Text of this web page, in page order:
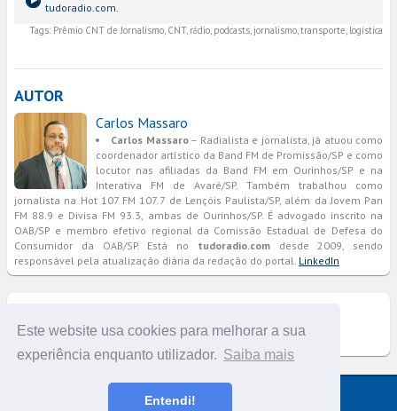
Este website usa cookies para melhorar a sua
experiência enquanto utilizador. Saiba mais
Entendi!
tudoradio.com.
Tags: Prêmio CNT de Jornalismo, CNT, rádio, podcasts, jornalismo, transporte, logística
AUTOR
Carlos Massaro
Carlos Massaro– Radialista e jornalista, já atuou como
coordenador artístico da Band FM de Promissão/SP e como
locutor nas afiliadas da Band FM em Ourinhos/SP e na
Interativa FM de Avaré/SP. Também trabalhou como
jornalista na Hot 107 FM 107.7 de Lençóis Paulista/SP, além da Jovem Pan
FM 88.9 e Divisa FM 93.3, ambas de Ourinhos/SP. É advogado inscrito na
OAB/SP e membro efetivo regional da Comissão Estadual de Defesa do
Consumidor da OAB/SP. Está no tudoradio.comdesde 2009, sendo
responsável pela atualização diária da redação do portal. LinkedIn
Versão completa do portal